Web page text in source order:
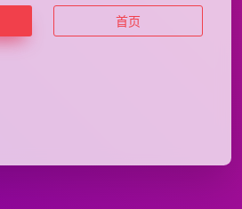
首页